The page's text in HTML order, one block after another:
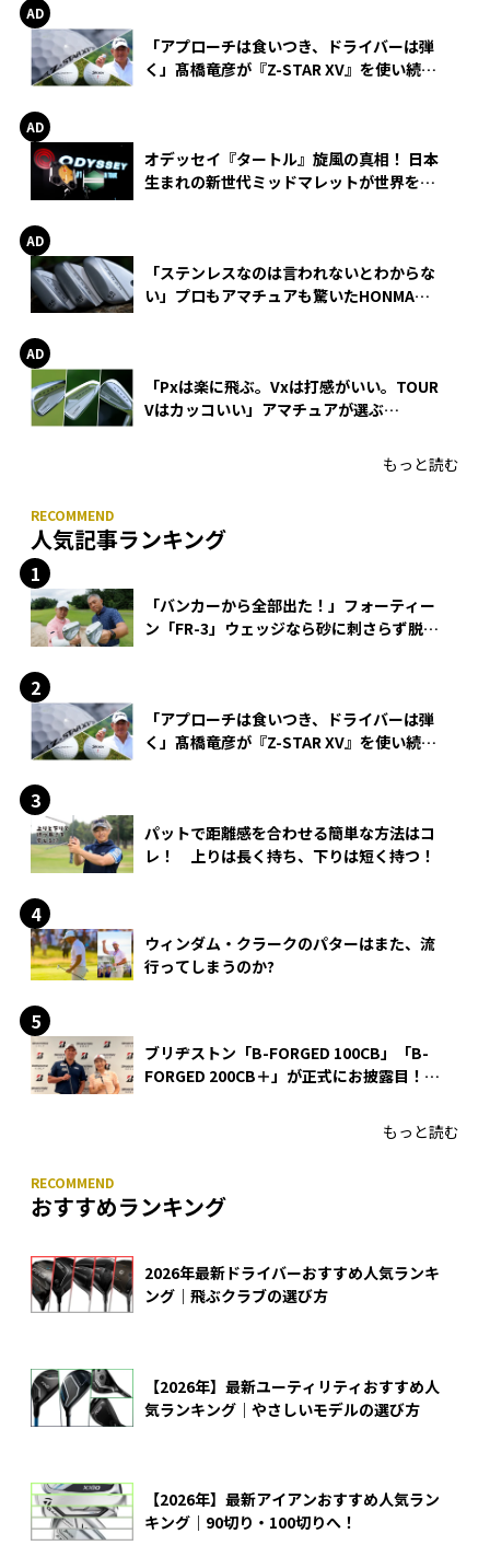
「アプローチは食いつき、ドライバーは弾
く」髙橋竜彦が『Z-STAR XV』を使い続け
オデッセイ『タートル』旋風の真相！ 日本
生まれの新世代ミッドマレットが世界を席
「ステンレスなのは言われないとわからな
い」プロもアマチュアも驚いたHONMA
「Pxは楽に飛ぶ。Vxは打感がいい。TOUR
Vはカッコいい」アマチュアが選ぶ
もっと読む
人気記事ランキング
「バンカーから全部出た！」フォーティー
ン「FR-3」ウェッジなら砂に刺さらず脱出
「アプローチは食いつき、ドライバーは弾
く」髙橋竜彦が『Z-STAR XV』を使い続け
パットで距離感を合わせる簡単な方法はコ
レ！ 上りは長く持ち、下りは短く持つ！
ウィンダム・クラークのパターはまた、流
行ってしまうのか?
ブリヂストン「B-FORGED 100CB」「B-
FORGED 200CB＋」が正式にお披露目！
もっと読む
おすすめランキング
2026年最新ドライバーおすすめ人気ランキ
ング｜飛ぶクラブの選び方
【2026年】最新ユーティリティおすすめ人
気ランキング｜やさしいモデルの選び方
【2026年】最新アイアンおすすめ人気ラン
キング｜90切り・100切りへ！